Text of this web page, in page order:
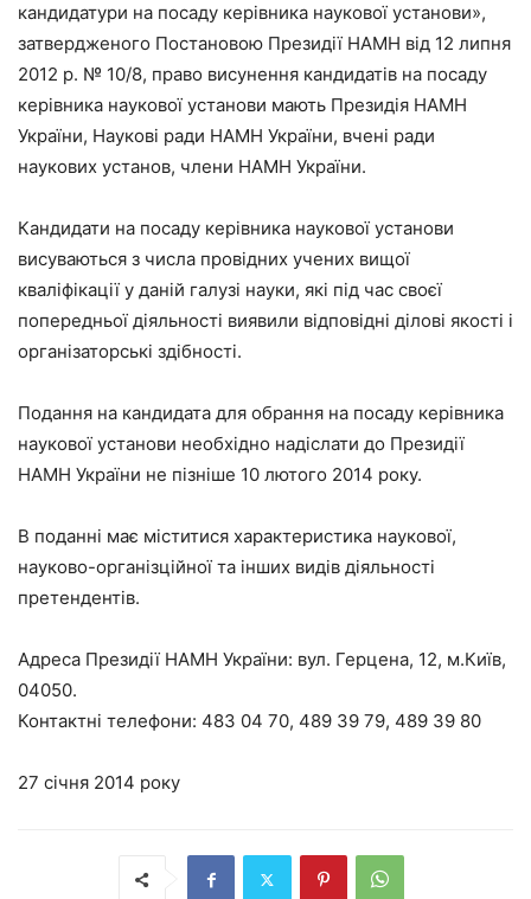
кандидатури на посаду керівника наукової установи»,
затвердженого Постановою Президії НАМН від 12 липня
2012 р. № 10/8, право висунення кандидатів на посаду
керівника наукової установи мають Президія НАМН
України, Наукові ради НАМН України, вчені ради
наукових установ, члени НАМН України.
Кандидати на посаду керівника наукової установи
висуваються з числа провідних учених вищої
кваліфікації у даній галузі науки, які під час своєї
попередньої діяльності виявили відповідні ділові якості і
організаторські здібності.
Подання на кандидата для обрання на посаду керівника
наукової установи необхідно надіслати до Президії
НАМН України не пізніше 10 лютого 2014 року.
В поданні має міститися характеристика наукової,
науково-організційної та інших видів діяльності
претендентів.
Адреса Президії НАМН України: вул. Герцена, 12, м.Київ,
04050.
Контактні телефони: 483 04 70, 489 39 79, 489 39 80
27 січня 2014 року